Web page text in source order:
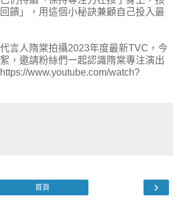
饋」，用這個小秘訣兼顧自己投入最
言人隋棠拍攝2023年度最新TVC，今
，邀請粉絲們一起認識隋棠專注演出
www.youtube.com/watch?
›
首頁